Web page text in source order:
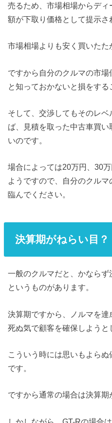
売るため、市場相場からデ
額が下取り価格として提示さ
市場相場よりも安く買いたた
ですから自分のクルマの市場
と知っておかないと損をする
そして、交渉してもそのレ
ば、見積を取った中古車買
いのです。
場合によっては20万円、30
ようですので、自分のクル
臨んでください。
決算期がねらい目？
一般のクルマだと、かなら
というものがあります。
決算期ですから、ノルマを
死ぬ気で顧客を確保しようと
こういう時には思いもよら
です。
ですから通常の場合は決算期